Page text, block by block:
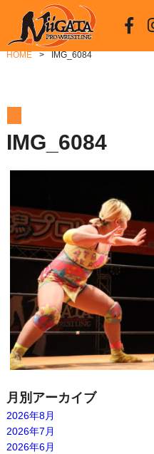
HOME IMG_6084
IMG_6084
月別アーカイブ
2026年8月
2026年7月
2026年6月